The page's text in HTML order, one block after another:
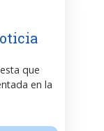
que
en la